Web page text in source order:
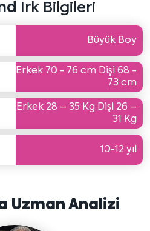
Irk Bilgileri
Büyük Boy
Erkek 70 - 76 cm Dişi 68 -
73 cm
Erkek 28 – 35 Kg Dişi 26 –
31 Kg
10-12 yıl
Uzman Analizi